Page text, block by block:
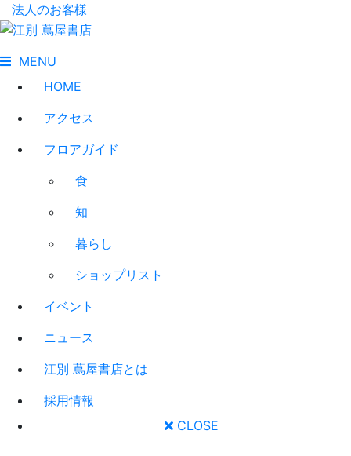
法人のお客様
MENU
HOME
アクセス
フロアガイド
食
知
暮らし
ショップリスト
イベント
ニュース
江別 蔦屋書店とは
採用情報
CLOSE